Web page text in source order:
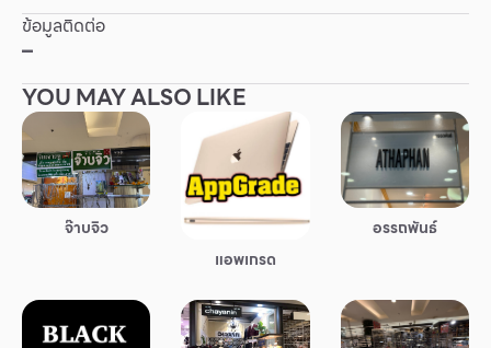
Service
Superstores
สมาชิก F-MEMBER
ข้อเสนอพิเศษ
สำหรับนักท่องเที่ยว
ข้อมูลติดต่อ
–
YOU MAY ALSO LIKE
จ๊าบจิว
แอพเกรด
อรรถพันธ์